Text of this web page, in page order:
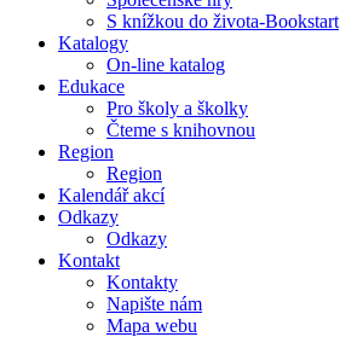
S knížkou do života-Bookstart
Katalogy
On-line katalog
Edukace
Pro školy a školky
Čteme s knihovnou
Region
Region
Kalendář akcí
Odkazy
Odkazy
Kontakt
Kontakty
Napište nám
Mapa webu